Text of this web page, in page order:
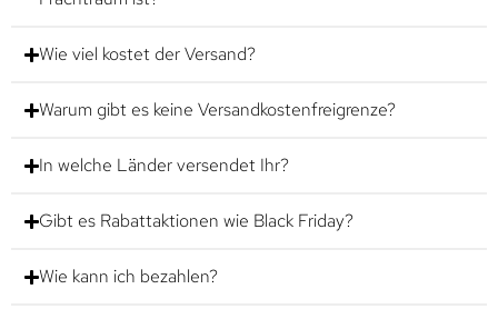
Wie viel kostet der Versand?
Warum gibt es keine Versandkostenfreigrenze?
In welche Länder versendet Ihr?
Gibt es Rabattaktionen wie Black Friday?
Wie kann ich bezahlen?